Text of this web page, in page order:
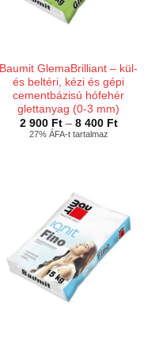
Baumit GlemaBrilliant – kül-
és beltéri, kézi és gépi
cementbázisú hófehér
glettanyag (0-3 mm)
2 900 Ft – 8 400 Ft
27% ÁFA-t tartalmaz